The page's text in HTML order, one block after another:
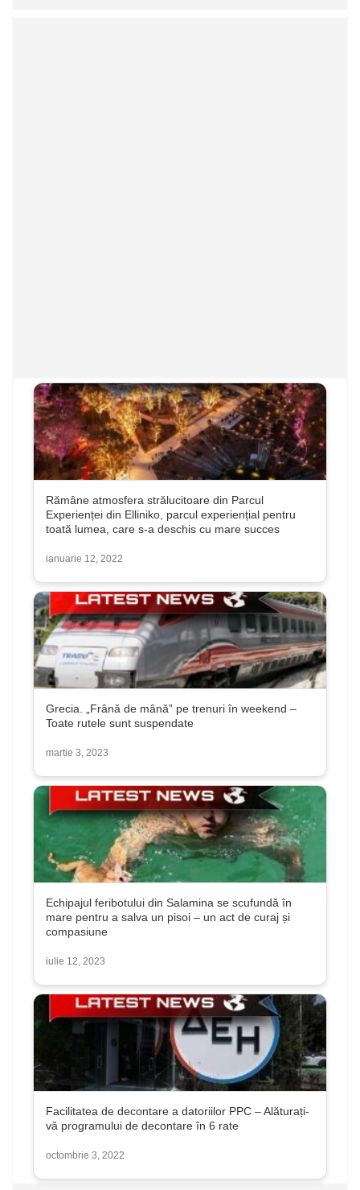
Rămâne atmosfera strălucitoare din Parcul
Experienței din Elliniko, parcul experiențial pentru
toată lumea, care s-a deschis cu mare succes
ianuarie 12, 2022
Grecia. „Frână de mână” pe trenuri în weekend –
Toate rutele sunt suspendate
martie 3, 2023
Echipajul feribotului din Salamina se scufundă în
mare pentru a salva un pisoi – un act de curaj și
compasiune
iulie 12, 2023
Facilitatea de decontare a datoriilor PPC – Alăturați-
vă programului de decontare în 6 rate
octombrie 3, 2022